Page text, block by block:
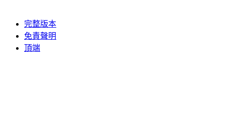
完整版本
免責聲明
頂端